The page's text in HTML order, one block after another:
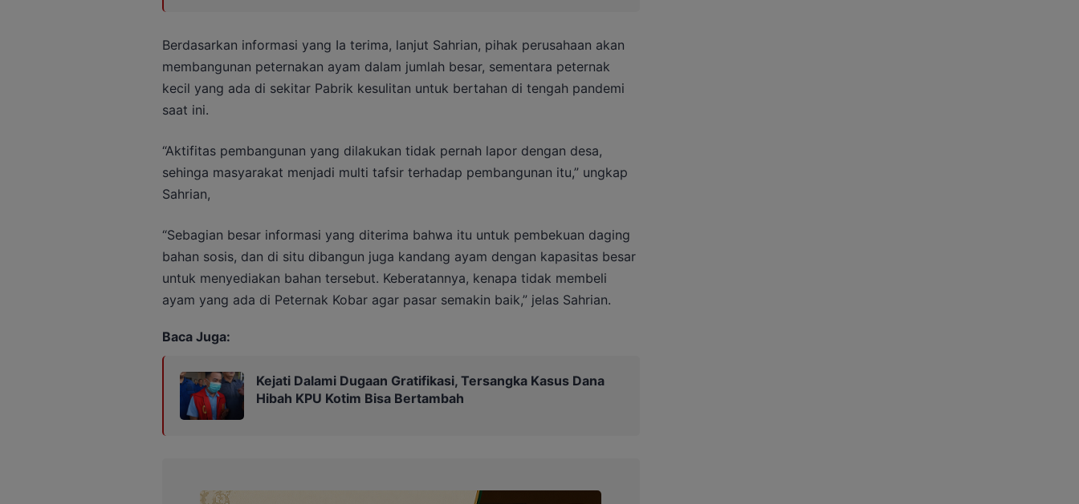
Berdasarkan informasi yang Ia terima, lanjut Sahrian, pihak perusahaan akan
membangunan peternakan ayam dalam jumlah besar, sementara peternak
kecil yang ada di sekitar Pabrik kesulitan untuk bertahan di tengah pandemi
saat ini.
“Aktifitas pembangunan yang dilakukan tidak pernah lapor dengan desa,
sehinga masyarakat menjadi multi tafsir terhadap pembangunan itu,” ungkap
Sahrian,
“Sebagian besar informasi yang diterima bahwa itu untuk pembekuan daging
bahan sosis, dan di situ dibangun juga kandang ayam dengan kapasitas besar
untuk menyediakan bahan tersebut. Keberatannya, kenapa tidak membeli
ayam yang ada di Peternak Kobar agar pasar semakin baik,” jelas Sahrian.
Baca Juga:
Kejati Dalami Dugaan Gratifikasi, Tersangka Kasus Dana
Hibah KPU Kotim Bisa Bertambah